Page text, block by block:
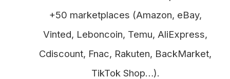
+50 marketplaces (Amazon, eBay,
Vinted, Leboncoin, Temu, AliExpress,
Cdiscount, Fnac, Rakuten, BackMarket,
TikTok Shop…).